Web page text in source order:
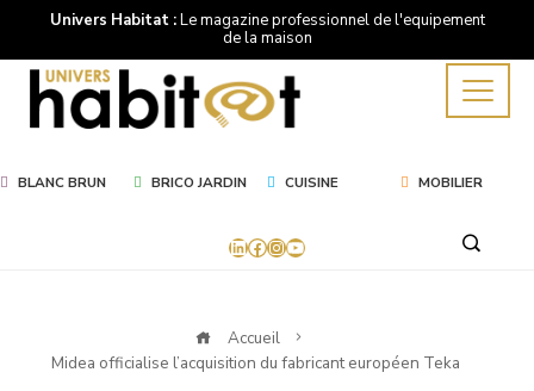
Univers Habitat :Le magazine professionnel de l'equipement
de la maison
BLANC BRUN BRICO JARDIN CUISINE MOBILIER
LinkedIn
Facebook
Instagram
YouTube
Accueil
Midea officialise l’acquisition du fabricant européen Teka